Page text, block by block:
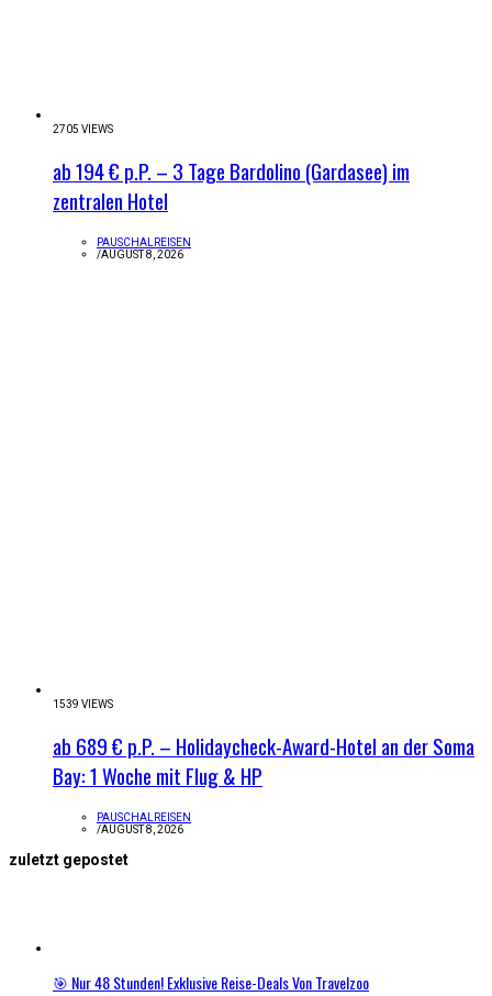
2705 VIEWS
ab 194 € p.P. – 3 Tage Bardolino (Gardasee) im
zentralen Hotel
PAUSCHALREISEN
/AUGUST 8, 2026
1539 VIEWS
ab 689 € p.P. – Holidaycheck-Award-Hotel an der Soma
Bay: 1 Woche mit Flug & HP
PAUSCHALREISEN
/AUGUST 8, 2026
zuletzt gepostet
🎯 Nur 48 Stunden! Exklusive Reise-Deals Von Travelzoo